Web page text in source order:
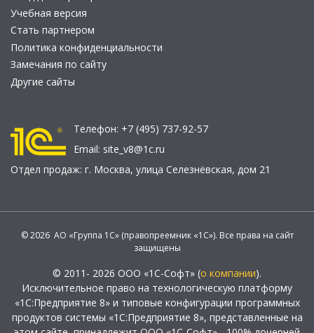
Учебная версия
Стать партнером
Политика конфиденциальности
Замечания по сайту
Другие сайты
Телефон: +7 (495) 737-92-57
Email: site_v8@1c.ru
Отдел продаж: г. Москва, улица Селезнёвская, дом 21
© 2026 АО «Группа 1С» (правопреемник «1С»). Все права на сайт
защищены
© 2011- 2026 ООО «1С-Софт» (о компании).
Исключительное право на технологическую платформу
«1С:Предприятие 8» и типовые конфигурации программных
продуктов системы «1С:Предприятие 8», представленные на